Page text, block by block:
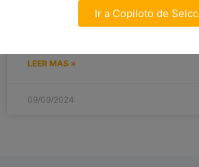
profesionales y de qué manera
de un rol o industria a otro sin
LEER MAS »
09/09/2024
Ir a Copiloto de